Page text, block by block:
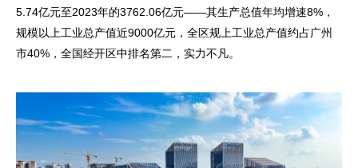
5.74亿元至2023年的3762.06亿元——其生产总值年均增速8%，
规模以上工业总产值近9000亿元，全区规上工业总产值约占广州
市40%，全国经开区中排名第二，实力不凡。